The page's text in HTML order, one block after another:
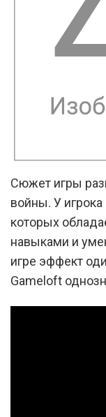
Сюжет игры
войны. У
которых
навыками и
игре эффект
Gameloft